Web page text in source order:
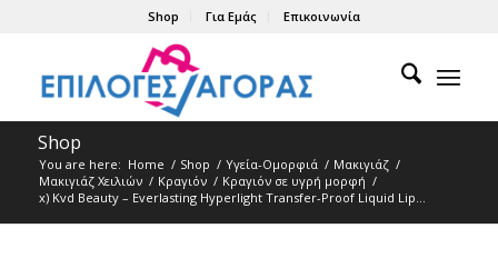
Shop Για Εμάς Επικοινωνία
Shop
You are here: Home / Shop / Υγεία-Ομορφιά / Μακιγιάζ /
Μακιγιάζ Χειλιών / Κραγιόν / Κραγιόν σε υγρή μορφή /
x) Kvd Beauty – Everlasting Hyperlight Transfer-Proof Liquid Lip...